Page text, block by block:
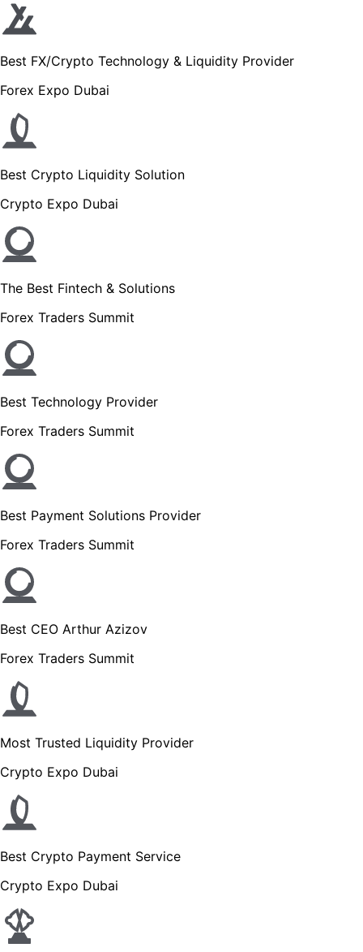
Best FX/Crypto Technology & Liquidity Provider
Forex Expo Dubai
Best Crypto Liquidity Solution
Crypto Expo Dubai
The Best Fintech & Solutions
Forex Traders Summit
Best Technology Provider
Forex Traders Summit
Best Payment Solutions Provider
Forex Traders Summit
Best CEO Arthur Azizov
Forex Traders Summit
Most Trusted Liquidity Provider
Crypto Expo Dubai
Best Crypto Payment Service
Crypto Expo Dubai